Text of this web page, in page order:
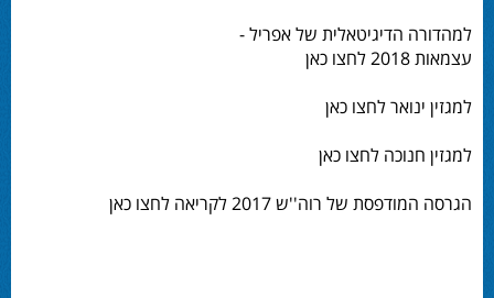
למהדורה הדיגיטאלית של אפריל -
עצמאות 2018 לחצו כאן
למגזין ינואר לחצו כאן
למגזין חנוכה לחצו כאן
הגרסה המודפסת של רוה''ש 2017 לקריאה לחצו כאן